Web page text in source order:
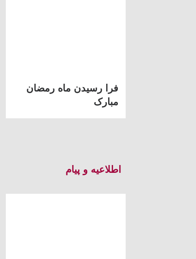
فرا رسیدن ماه رمضان
مبارک
اطلاعیه و پیام